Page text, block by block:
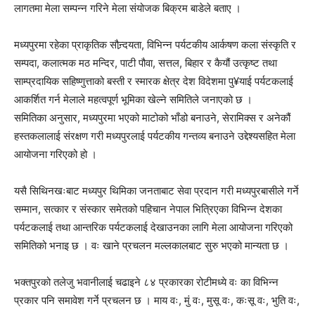
लागतमा मेला सम्पन्न गरिने मेला संयोजक बिक्रम बाडेले बताए ।
मध्यपुरमा रहेका प्राकृतिक सौन्र्दयता, विभिन्न पर्यटकीय आर्कषण कला संस्कृति र
सम्पदा, कलात्मक मठ मन्दिर, पाटी पौवा, सत्तल, बिहार र कैयौं उत्कृष्ट तथा
साम्प्रदायिक सहिष्णुत्ताको बस्ती र स्मारक क्षेत्र देश विदेशमा पु¥याई पर्यटकलाई
आकर्शित गर्न मेलाले महत्वपूर्ण भूमिका खेल्ने समितिले जनाएको छ ।
समितिका अनुसार, मध्यपुरमा भएको माटोको भाँडो बनाउने, सेरामिक्स र अनेकौं
हस्तकलालाई संरक्षण गरी मध्यपुरलाई पर्यटकीय गन्तव्य बनाउने उद्देश्यसहित मेला
आयोजना गरिएको हो ।
यसै सिथिनखःबाट मध्यपुर थिमिका जनताबाट सेवा प्रदान गरी मध्यपुरबासीले गर्ने
सम्मान, सत्कार र संस्कार समेतको पहिचान नेपाल भित्रिएका विभिन्न देशका
पर्यटकलाई तथा आन्तरिक पर्यटकलाई देखाउनका लागि मेला आयोजना गरिएको
समितिको भनाइ छ । वः खाने प्रचलन मल्लकालबाट सुरु भएको मान्यता छ ।
भक्तपुरको तलेजु भवानीलाई चढाइने ८४ प्रकारका रोटीमध्ये वः का विभिन्न
प्रकार पनि समावेश गर्ने प्रचलन छ । माय वः, मुं वः, मुसू वः, कःसू वः, भुति वः,